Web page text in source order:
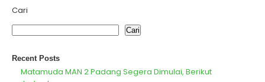
Cari
Cari
Recent Posts
Matamuda MAN 2 Padang Segera Dimulai, Berikut